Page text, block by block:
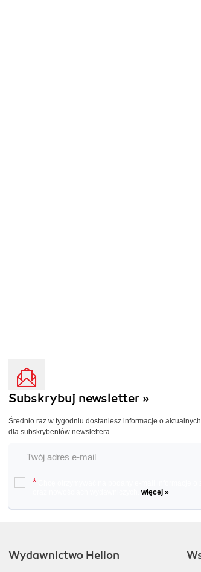
Subskrybuj newsletter »
Średnio raz w tygodniu dostaniesz informacje o
dla subskrybentów newslettera.
*
więcej »
Wydawnictwo Helion